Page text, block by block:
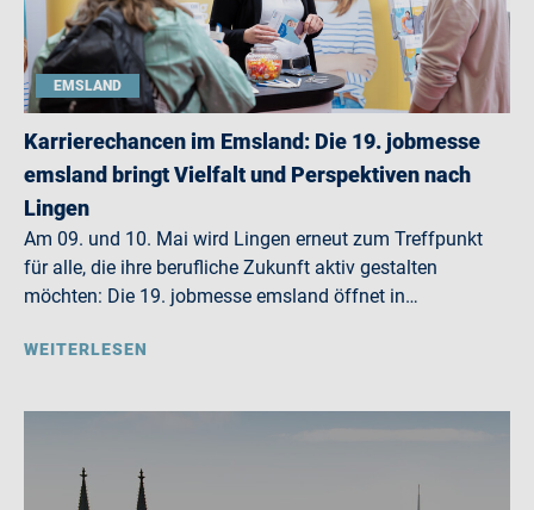
EMSLAND
Karrierechancen im Emsland: Die 19. jobmesse
emsland bringt Vielfalt und Perspektiven nach
Lingen
Am 09. und 10. Mai wird Lingen erneut zum Treffpunkt
für alle, die ihre berufliche Zukunft aktiv gestalten
möchten: Die 19. jobmesse emsland öffnet in…
WEITERLESEN